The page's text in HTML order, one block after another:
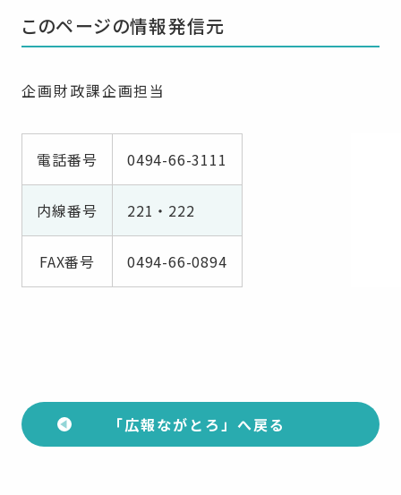
このページの情報発信元
企画財政課企画担当
電話番号 0494-66-3111
内線番号 221・222
FAX番号 0494-66-0894
「広報ながとろ」へ戻る